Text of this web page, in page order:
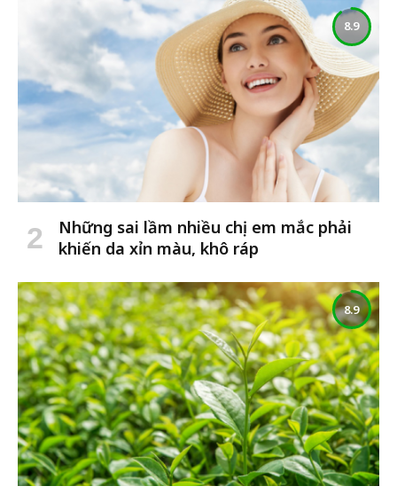
8.9
Những sai lầm nhiều chị em mắc phải
khiến da xỉn màu, khô ráp
8.9